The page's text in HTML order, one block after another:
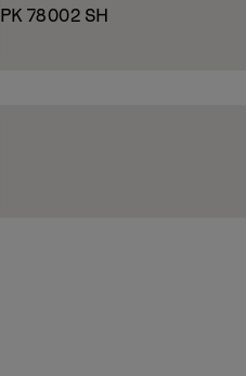
PK 78002 SH